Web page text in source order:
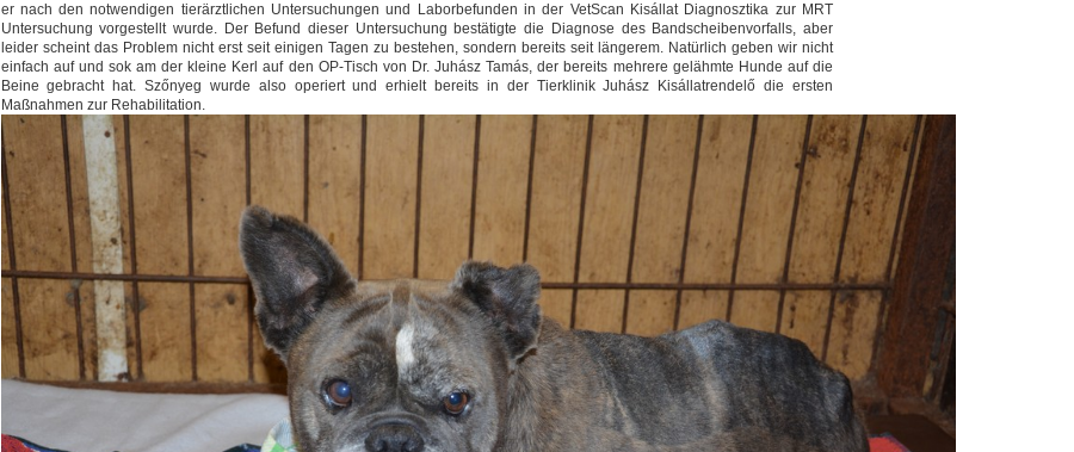
er nach den notwendigen tierärztlichen Untersuchungen und Laborbefunden in der VetScan Kisállat Diagnosztika zur MRT
Untersuchung vorgestellt wurde. Der Befund dieser Untersuchung bestätigte die Diagnose des Bandscheibenvorfalls, aber
leider scheint das Problem nicht erst seit einigen Tagen zu bestehen, sondern bereits seit längerem. Natürlich geben wir nicht
einfach auf und sok am der kleine Kerl auf den OP-Tisch von Dr. Juhász Tamás, der bereits mehrere gelähmte Hunde auf die
Beine gebracht hat. Szőnyeg wurde also operiert und erhielt bereits in der Tierklinik Juhász Kisállatrendelő die ersten
Maßnahmen zur Rehabilitation.